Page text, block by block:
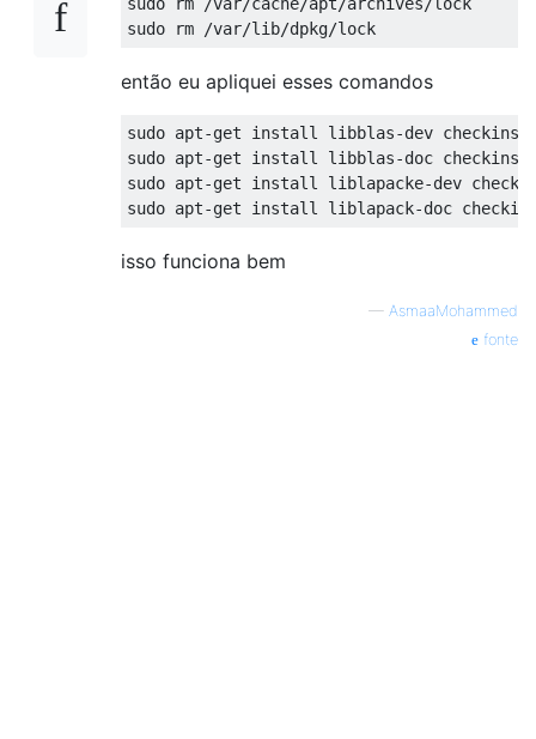
então eu apliquei esses comandos
sudo apt-get install libblas-dev
sudo apt-get install libblas-doc
sudo apt-get install liblapacke-dev
isso funciona bem
— AsmaaMohammed
fonte